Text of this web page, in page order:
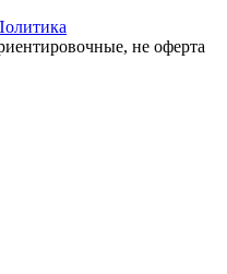
не оферта